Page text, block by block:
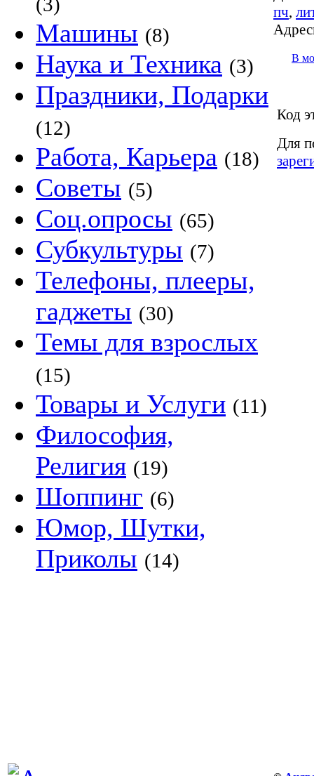
Машины (8)
Наука и Техника (3)
Праздники, Подарки
(12)
Работа, Карьера (18)
Советы (5)
Соц.опросы (65)
Субкультуры (7)
Телефоны, плееры,
гаджеты (30)
Темы для взрослых
(15)
Товары и Услуги (11)
Философия,
Религия (19)
Шоппинг (6)
Юмор, Шутки,
Приколы (14)
пч,
В
Код
Для